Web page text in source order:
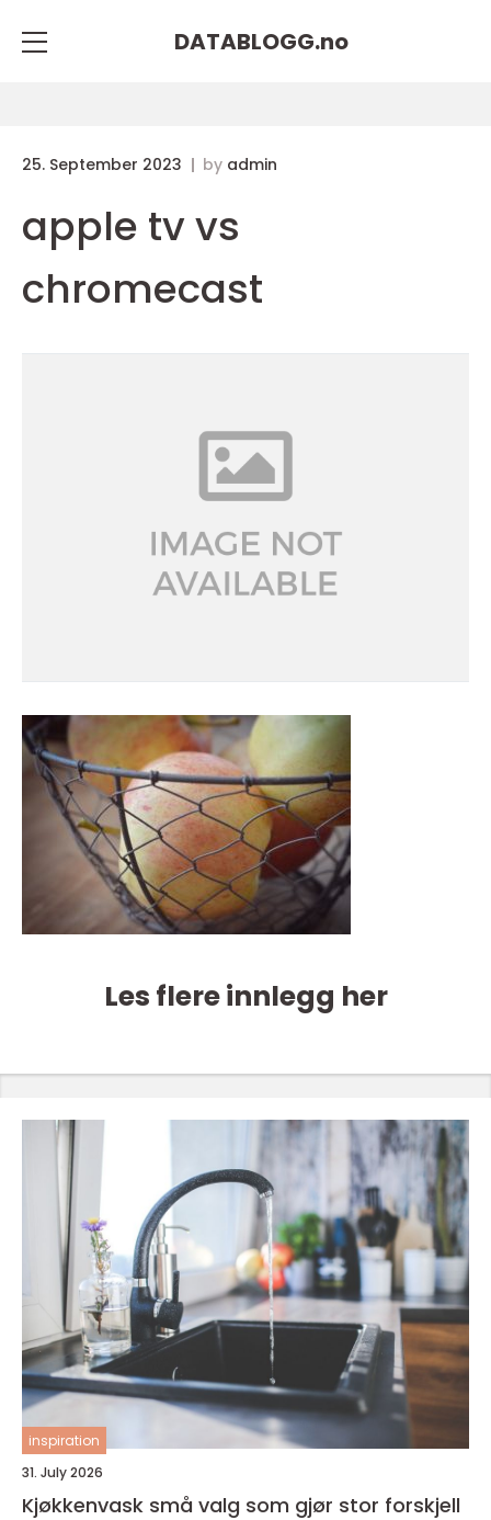
DATABLOGG.no
25. September 2023 by admin
apple tv vs
chromecast
Les flere innlegg her
inspiration
31. July 2026
Kjøkkenvask små valg som gjør stor forskjell